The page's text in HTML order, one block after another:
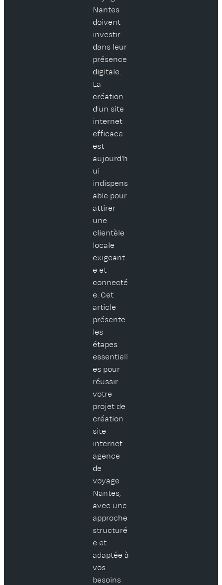
Nantes
doivent
investir
dans leur
présence
digitale.
La
création
d’un site
internet
efficace
est
aujourd’h
ui
indispens
able pour
attirer
une
clientèle
locale
exigeant
e et
connecté
e. Cet
article
présente
les
étapes
essentiell
es pour
réussir
votre
projet de
création
site
internet
agence
de
voyage
Nantes,
avec une
approche
structuré
e et
adaptée à
vos
besoins